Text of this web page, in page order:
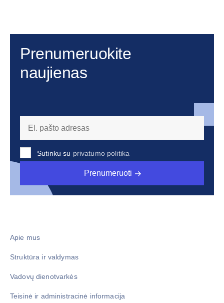
Prenumeruokite
naujienas
Sutinku su privatumo politika
Prenumeruoti
Apie mus
Struktūra ir valdymas
Vadovų dienotvarkės
Teisinė ir administracinė informacija